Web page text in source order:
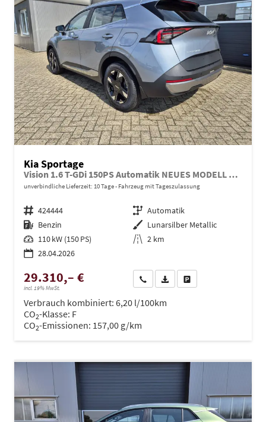
Kia Sportage
Vision 1.6 T-GDi 150PS Automatik NEUES MODELL MY26 FACELIFT Sitzheizung Lenkradheizung Klimaautomatik Navi Bluetooth Touchscreen Apple CarPlay Android Auto PDC v+h 17"LM Rückf.Kamera ACC 2x Keyless
unverbindliche Lieferzeit: 10 Tage Fahrzeug mit Tageszulassung
Fahrzeugnr. 424444 Getriebe Automatik
Kraftstoff Benzin Außenfarbe Lunarsilber Metallic
Leistung 110 kW (150 PS) Kilometerstand 2 km
28.04.2026
29.310,– €
incl. 19% MwSt.
Wir rufen Sie anPDF-Datei, Fahrzeugexposé
Verbrauch kombiniert: 6,20 l/100km
CO2-Klasse: F
CO2-Emissionen: 157,00 g/km